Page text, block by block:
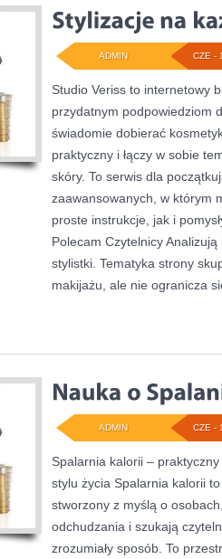
CZE -
ADMIN
Studio Veriss to internetowy
przydatnym podpowiedziom
świadomie dobierać
praktyczny i łączy w sobie
skóry. To serwis dla
zaawansowanych, w którym
proste instrukcje, jak i
Polecam Czytelnicy
stylistki. Tematyka strony
makijażu, ale nie ogranicza
CZE -
ADMIN
Spalarnia kalorii –
stylu życia Spalarnia kalorii
stworzony z myślą o
odchudzania i szukają
zrozumiały sposób. To